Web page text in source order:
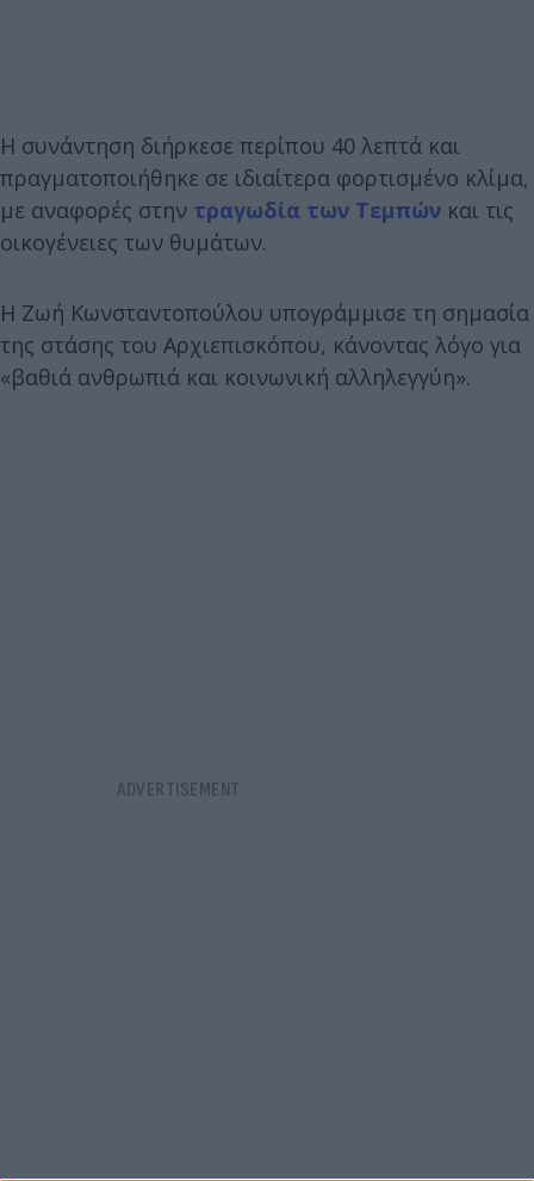
Η συνάντηση διήρκεσε περίπου 40 λεπτά και
πραγματοποιήθηκε σε ιδιαίτερα φορτισμένο κλίμα,
με αναφορές στην τραγωδία των Τεμπών και τις
οικογένειες των θυμάτων.
Η Ζωή Κωνσταντοπούλου υπογράμμισε τη σημασία
της στάσης του Αρχιεπισκόπου, κάνοντας λόγο για
«βαθιά ανθρωπιά και κοινωνική αλληλεγγύη».